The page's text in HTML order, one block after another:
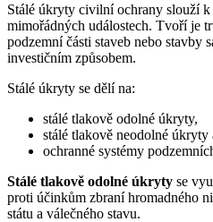
Stálé úkryty civilní ochrany slouží
mimořádných událostech. Tvoří je
podzemní části staveb nebo stavby
investičním způsobem.
Stálé úkryty se dělí na:
stálé tlakově odolné úkryty,
stálé tlakově neodolné úkryty
ochranné systémy
Stálé tlakově odolné úkryty se
proti účinkům zbraní hromadného
státu a válečného stavu.